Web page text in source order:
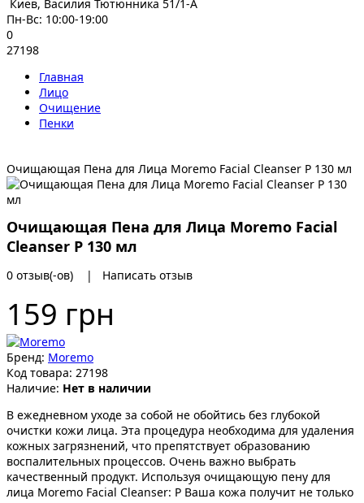
Киев, Василия Тютюнника 51/1-А
Пн-Вс: 10:00-19:00
0
27198
Главная
Лицо
Очищение
Пенки
Очищающая Пена для Лица Moremo Facial Cleanser P 130 мл
Очищающая Пена для Лица Moremo Facial
Cleanser P 130 мл
0 отзыв(-ов) | Написать отзыв
159 грн
Бренд: Moremo
Код товара: 27198
Наличие: Нет в наличии
В ежедневном уходе за собой не обойтись без глубокой
очистки кожи лица. Эта процедура необходима для удаления
кожных загрязнений, что препятствует образованию
воспалительных процессов. Очень важно выбрать
качественный продукт. Используя очищающую пену для
лица Moremo Facial Cleanser: P Ваша кожа получит не только